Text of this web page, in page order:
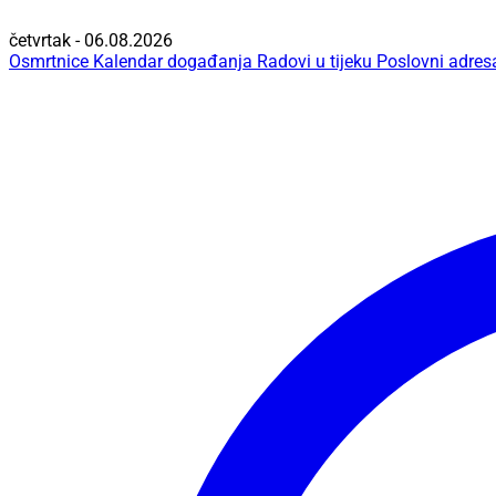
četvrtak - 06.08.2026
Osmrtnice Kalendar događanja Radovi u tijeku Poslovni